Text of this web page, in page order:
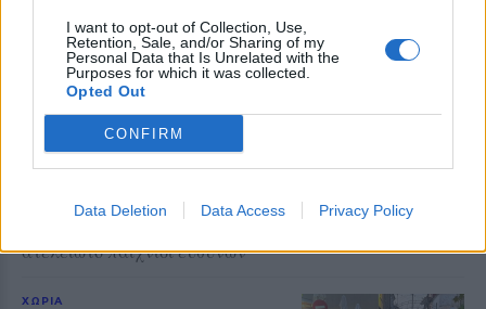
I want to opt-out of Collection, Use,
Retention, Sale, and/or Sharing of my
Personal Data that Is Unrelated with the
Purposes for which it was collected.
Opted Out
CONFIRM
Data Deletion Data Access Privacy Policy
ΣΤΗΝ ΙΔΙΑ ΚΑΤΗΓΟΡΙΑ
ΜΥΤΙΛΗΝΗ
Ο ΔΕΔΔΗΕ τράβηξε την πρίζα
στην Κομνηνάκη και
εξαφανίστηκε η ενημέρωση
Ξενοδοχεία, τουριστικά
καταλύματα και επιχειρήσεις
μέσα στον Αύγουστο – Ο Στρατής
Αλμπάνης καταγγέλλει
ατελείωτο παιχνίδι ευθυνών
ΧΩΡΙΑ